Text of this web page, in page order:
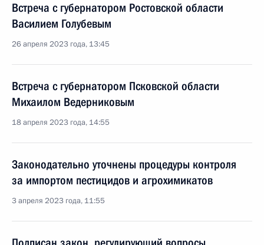
Встреча с губернатором Ростовской области
Василием Голубевым
26 апреля 2023 года, 13:45
Встреча с губернатором Псковской области
Михаилом Ведерниковым
18 апреля 2023 года, 14:55
Законодательно уточнены процедуры контроля
за импортом пестицидов и агрохимикатов
3 апреля 2023 года, 11:55